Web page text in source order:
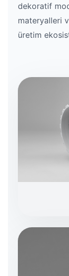
dekoratif
materyalleri
üretim